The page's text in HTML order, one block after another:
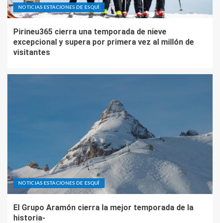
NOTICIAS ESTACIONES DE ESQUÍ
Pirineu365 cierra una temporada de nieve
excepcional y supera por primera vez al millón de
visitantes
NOTICIAS ESTACIONES DE ESQUÍ
El Grupo Aramón cierra la mejor temporada de la
historia-